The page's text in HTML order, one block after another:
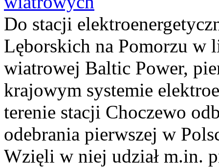
Do stacji
Lęborskich na Pomorzu w
wiatrowej Baltic Power,
krajowym systemie
terenie stacji Choczewo
odebrania pierwszej w
Wzięli w niej udział m.in.